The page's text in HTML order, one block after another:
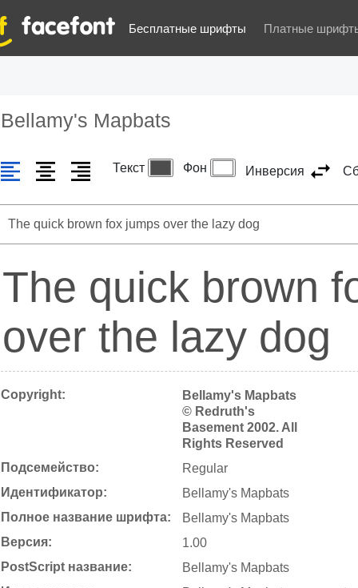
Бесплатные шрифты Платные
Bellamy's Mapbats
Текст Фон Инверсия
The quick brown
over the lazy dog
Copyright:
Bellamy's Mapbats
© Redruth's
Basement 2002. All
Rights Reserved
Подсемейство:
Regular
Идентификатор:
Bellamy's Mapbats
Полное название шрифта:
Bellamy's Mapbats
Версия:
1.00
PostScript название:
Bellamy's Mapbats